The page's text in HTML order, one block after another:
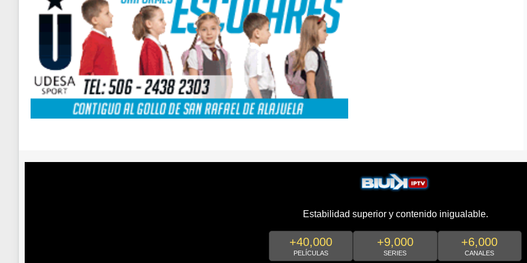
Estabilidad superior y contenido inigualable.
+40,000
PELÍCULAS
+9,000
SERIES
+6,000
CANALES